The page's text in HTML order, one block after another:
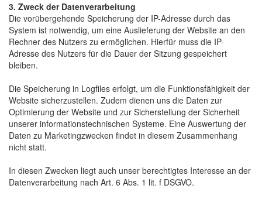
3. Zweck der Datenverarbeitung
Die vorübergehende Speicherung der IP-Adresse durch das
System ist notwendig, um eine Auslieferung der Website an den
Rechner des Nutzers zu ermöglichen. Hierfür muss die IP-
Adresse des Nutzers für die Dauer der Sitzung gespeichert
bleiben.
Die Speicherung in Logfiles erfolgt, um die Funktionsfähigkeit der
Website sicherzustellen. Zudem dienen uns die Daten zur
Optimierung der Website und zur Sicherstellung der Sicherheit
unserer informationstechnischen Systeme. Eine Auswertung der
Daten zu Marketingzwecken findet in diesem Zusammenhang
nicht statt.
In diesen Zwecken liegt auch unser berechtigtes Interesse an der
Datenverarbeitung nach Art. 6 Abs. 1 lit. f DSGVO.